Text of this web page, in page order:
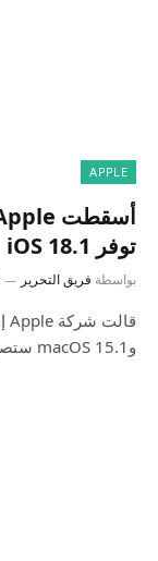
APPLE
توفر iOS 18.1
بواسطة فريق التحرير
وmacOS 15.1 ستصل في وقت ما في شهر أكتوبر، ومعها…